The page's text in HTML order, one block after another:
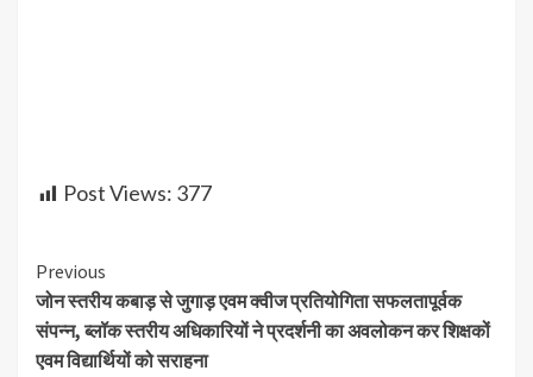
Post Views: 377
Continue
Reading
Previous
जोन स्तरीय कबाड़ से जुगाड़ एवम क्वीज प्रतियोगिता सफलतापूर्वक
संपन्न, ब्लॉक स्तरीय अधिकारियों ने प्रदर्शनी का अवलोकन कर शिक्षकों
एवम विद्यार्थियों को सराहना